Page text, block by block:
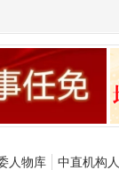
中直机构
人物库